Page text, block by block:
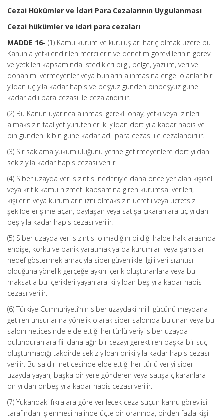
Cezai Hükümler ve İdari Para Cezalarının Uygulanması
Cezai hükümler ve idari para cezaları
MADDE 16- (1) Kamu kurum ve kuruluşları hariç olmak üzere bu
Kanunla yetkilendirilen mercilerin ve denetim görevlilerinin görev
ve yetkileri kapsamında istedikleri bilgi, belge, yazılım, veri ve
donanımı vermeyenler veya bunların alınmasına engel olanlar bir
yıldan üç yıla kadar hapis ve beşyüz günden binbeşyüz güne
kadar adli para cezası ile cezalandırılır.
(2) Bu Kanun uyarınca alınması gerekli onay, yetki veya izinleri
almaksızın faaliyet yürütenler iki yıldan dört yıla kadar hapis ve
bin günden ikibin güne kadar adli para cezası ile cezalandırılır.
(3) Sır saklama yükümlülüğünü yerine getirmeyenlere dört yıldan
sekiz yıla kadar hapis cezası verilir.
(4) Siber uzayda veri sızıntısı nedeniyle daha önce yer alan kişisel
veya kritik kamu hizmeti kapsamına giren kurumsal verileri,
kişilerin veya kurumların izni olmaksızın ücretli veya ücretsiz
şekilde erişime açan, paylaşan veya satışa çıkaranlara üç yıldan
beş yıla kadar hapis cezası verilir.
(5) Siber uzayda veri sızıntısı olmadığını bildiği halde halk arasında
endişe, korku ve panik yaratmak ya da kurumları veya şahısları
hedef göstermek amacıyla siber güvenlikle ilgili veri sızıntısı
olduğuna yönelik gerçeğe aykırı içerik oluşturanlara veya bu
maksatla bu içerikleri yayanlara iki yıldan beş yıla kadar hapis
cezası verilir.
(6) Türkiye Cumhuriyeti’nin siber uzaydaki milli gücünü meydana
getiren unsurlarına yönelik olarak siber saldırıda bulunan veya bu
saldırı neticesinde elde ettiği her türlü veriyi siber uzayda
bulunduranlara fiil daha ağır bir cezayı gerektiren başka bir suç
oluşturmadığı takdirde sekiz yıldan oniki yıla kadar hapis cezası
verilir. Bu saldırı neticesinde elde ettiği her türlü veriyi siber
uzayda yayan, başka bir yere gönderen veya satışa çıkaranlara
on yıldan onbeş yıla kadar hapis cezası verilir.
(7) Yukarıdaki fıkralara göre verilecek ceza suçun kamu görevlisi
tarafından işlenmesi halinde üçte bir oranında, birden fazla kişi